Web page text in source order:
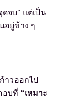
จบ” แต่เป็น
ยู่ข้าง ๆ
าวออกไป
อบที่ “เหมาะ